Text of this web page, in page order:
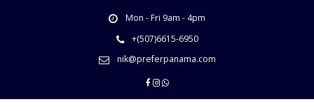
Mon - Fri 9am - 4pm
+(507)6615-6950
nik@preferpanama.com